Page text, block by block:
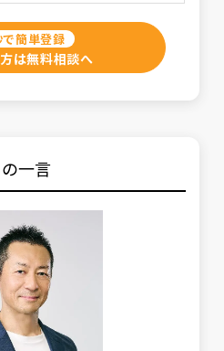
簡単登録
は無料相談へ
一言